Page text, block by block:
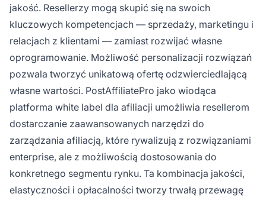
jakość. Resellerzy mogą skupić się na swoich
kluczowych kompetencjach — sprzedaży, marketingu i
relacjach z klientami — zamiast rozwijać własne
oprogramowanie. Możliwość personalizacji rozwiązań
pozwala tworzyć unikatową ofertę odzwierciedlającą
własne wartości. PostAffiliatePro jako wiodąca
platforma white label dla afiliacji umożliwia resellerom
dostarczanie zaawansowanych narzędzi do
zarządzania afiliacją, które rywalizują z rozwiązaniami
enterprise, ale z możliwością dostosowania do
konkretnego segmentu rynku. Ta kombinacja jakości,
elastyczności i opłacalności tworzy trwałą przewagę